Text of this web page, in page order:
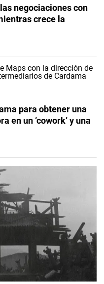
negociaciones con
crece la
para obtener una
en un ‘cowork’ y una